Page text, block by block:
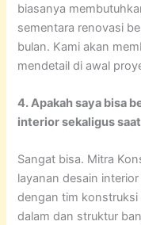
biasanya
sementara renovasi
bulan. Kami akan
mendetail di awal
4. Apakah saya bisa
interior sekaligus
Sangat bisa. Mitra
layanan desain
dengan tim
dalam dan struktur